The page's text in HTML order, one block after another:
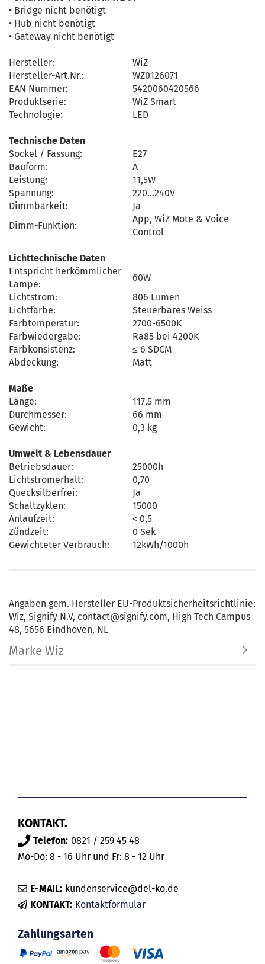
• Bridge nicht benötigt
• Hub nicht benötigt
• Gateway nicht benötigt
Hersteller:
WiZ
Hersteller-Art.Nr.:
WZ0126071
EAN Nummer:
5420060420566
Produktserie:
WiZ Smart
Technologie:
LED
Technische Daten
Sockel / Fassung:
E27
Bauform:
A
Leistung:
11,5W
Spannung:
220…240V
Dimmbarkeit:
Ja
Dimm-Funktion:
App, WiZ Mote & Voice
Control
Lichttechnische Daten
Entspricht herkömmlicher
Lampe:
60W
Lichtstrom:
806 Lumen
Lichtfarbe:
Steuerbares Weiss
Farbtemperatur:
2700-6500K
Farbwiedergabe:
Ra85 bei 4200K
Farbkonsistenz:
≤ 6 SDCM
Abdeckung:
Matt
Maße
Länge:
117,5 mm
Durchmesser:
66 mm
Gewicht:
0,3 kg
Umwelt & Lebensdauer
Betriebsdauer:
25000h
Lichtstromerhalt:
0,70
Quecksilberfrei:
Ja
Schaltzyklen:
15000
Anlaufzeit:
< 0,5
Zündzeit:
0 Sek
Gewichteter Verbrauch:
12kWh/1000h
Angaben gem. Hersteller EU-Produktsicherheitsrichtlinie:
Wiz, Signify N.V, contact@signify.com, High Tech Campus
48, 5656 Eindhoven, NL
Marke Wiz
KONTAKT.
Telefon: 0821 / 259 45 48
Mo-Do: 8 - 16 Uhr und Fr: 8 - 12 Uhr
E-MAIL: kundenservice@del-ko.de
KONTAKT: Kontaktformular
Zahlungsarten